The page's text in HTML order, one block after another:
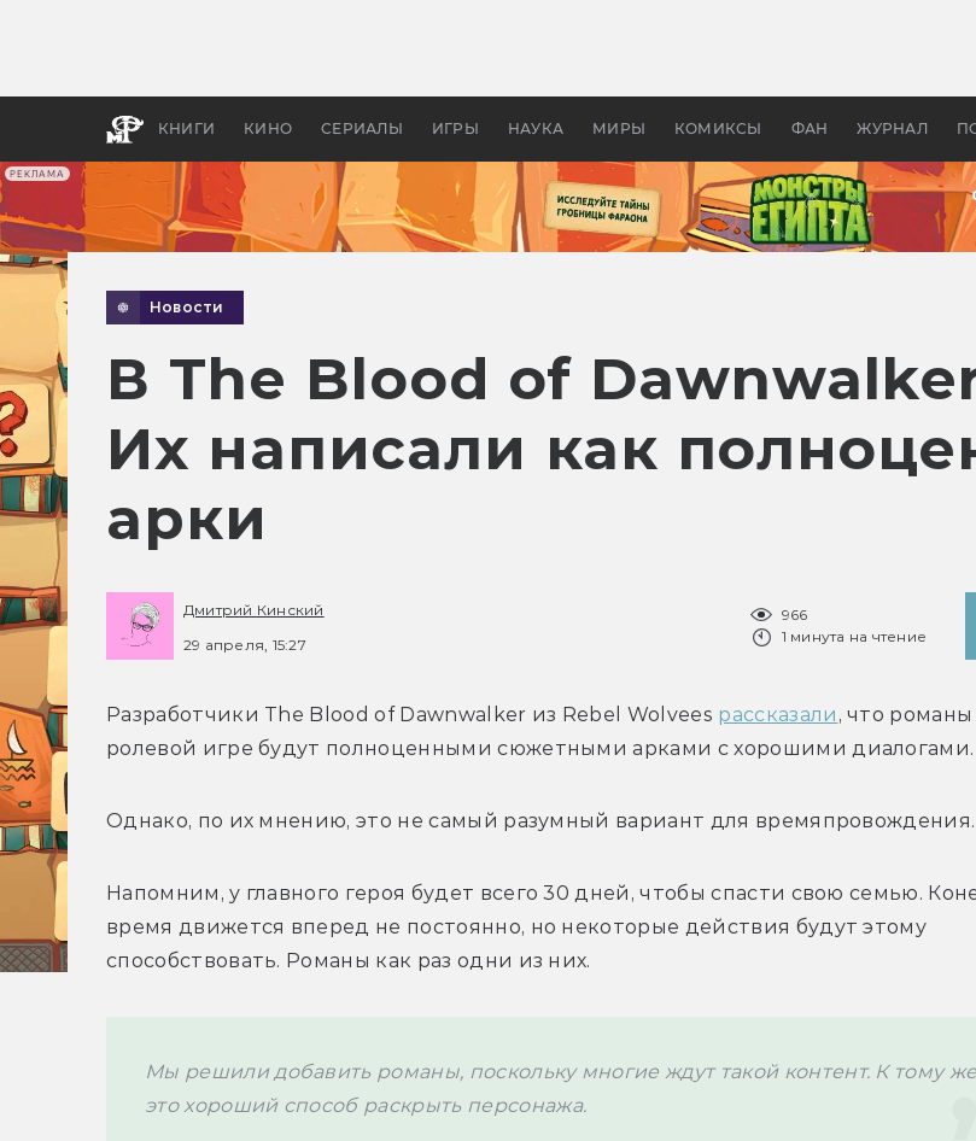
РЕКЛАМА
КНИГИ КИНО СЕРИАЛЫ ИГРЫ НАУКА МИРЫ КОМИКСЫ ФАН ЖУРНАЛ
бы «Властелина колец»
Древней
Новости
В The Blood of
Их написали как
арки
Дмитрий Кинский
29 апреля, 15:27
966
1 минута на чтение
Разработчики T he Blood of Dawnwalker из Rebel Wolvees рассказали , что романы
ролевой игре будут полноценными сюжетными арками с хорошими диалогами.
Однако, по их мнению, это не самый разумный вариант для времяпровождения.
Напомним, у главного героя будет всего 30 дней, чтобы спасти свою семью.
время движется вперед не постоянно, но некоторые действия будут этому
способствовать. Романы как раз одни из них.
Мы решили добавить романы, поскольку многие ждут такой контент. К тому же
это хороший способ раскрыть персонажа.